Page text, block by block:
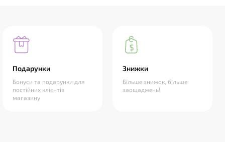
Подарунки
Бонуси та подарунки для
постійних клієнтів
магазину
Знижки
Більше знижок, більше
заощаджень!